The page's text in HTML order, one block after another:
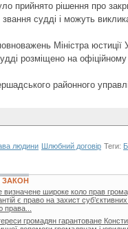
прийнято рішення про
судді і можуть
Міністра юстиції
розміщено на офіційному
районного
людини Шлюбний договір Теги:
ЗАКОН
широке коло прав
є право на захист
права...
громадян гарантоване